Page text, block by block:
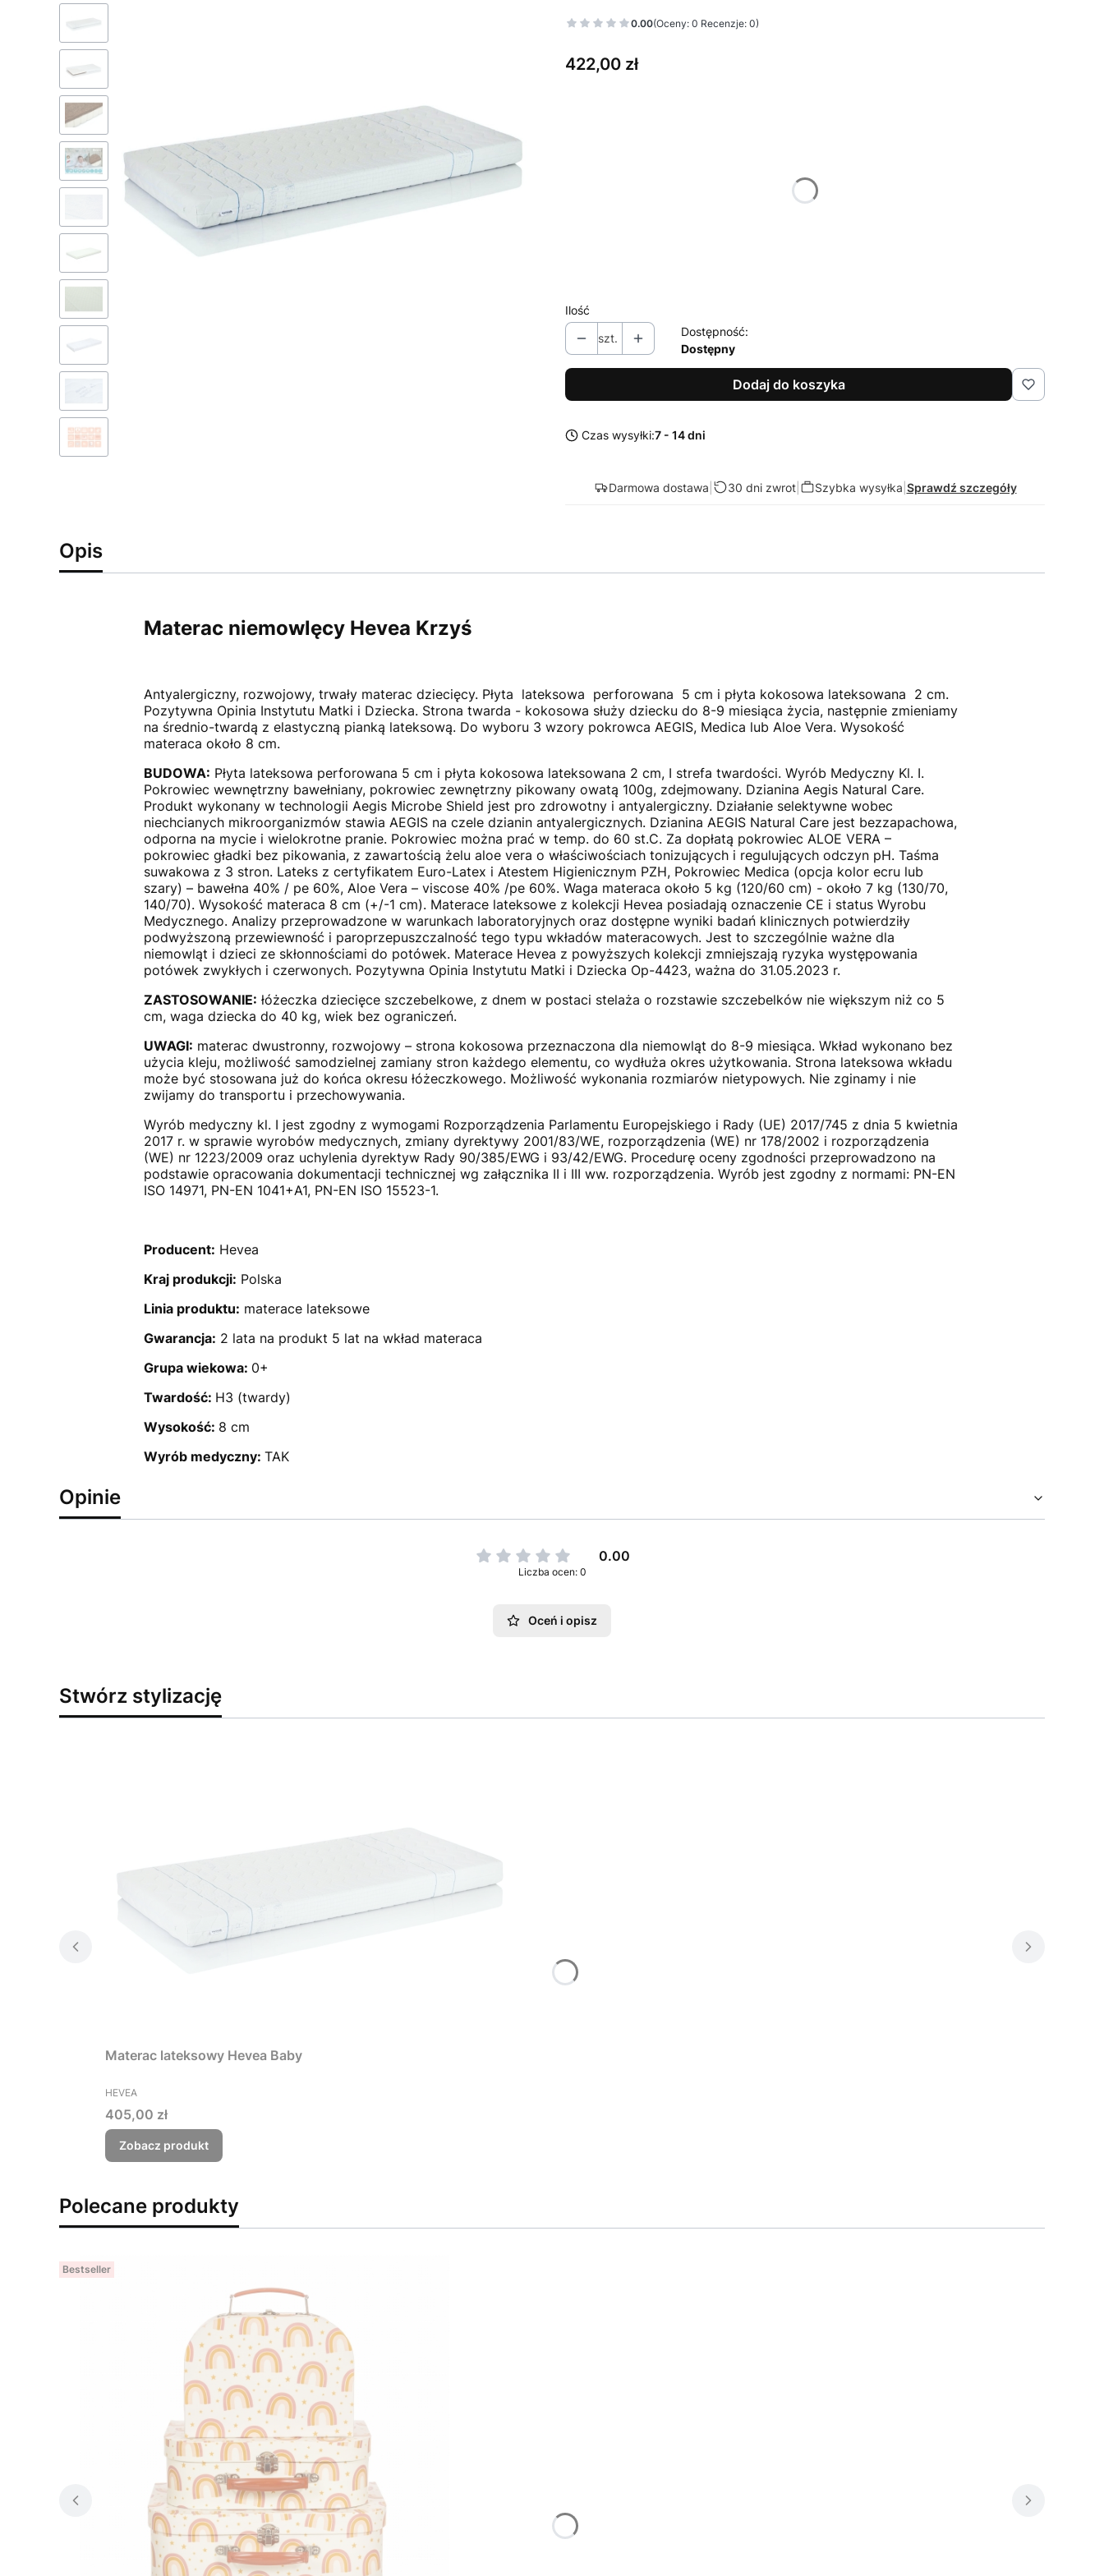
0.00(Oceny: 0 Recenzje: 0)
Cena
422,00 zł
Ilość
szt.
Dostępność:
Dostępny
Dodaj do koszyka
Czas wysyłki:7 - 14 dni
Darmowa dostawa 30 dni zwrot| Szybka wysyłka Sprawdź szczegóły
Opis
Materac niemowlęcy Hevea Krzyś
Antyalergiczny, rozwojowy, trwały materac dziecięcy. Płyta lateksowa perforowana 5 cm i płyta kokosowa lateksowana 2 cm.
Pozytywna Opinia Instytutu Matki i Dziecka. Strona twarda - kokosowa służy dziecku do 8-9 miesiąca życia, następnie zmieniamy
na średnio-twardą z elastyczną pianką lateksową. Do wyboru 3 wzory pokrowca AEGIS, Medica lub Aloe Vera. Wysokość
materaca około 8 cm.
BUDOWA: Płyta lateksowa perforowana 5 cm i płyta kokosowa lateksowana 2 cm, I strefa twardości. Wyrób Medyczny Kl. I.
Pokrowiec wewnętrzny bawełniany, pokrowiec zewnętrzny pikowany owatą 100g, zdejmowany. Dzianina Aegis Natural Care.
Produkt wykonany w technologii Aegis Microbe Shield jest pro zdrowotny i antyalergiczny. Działanie selektywne wobec
niechcianych mikroorganizmów stawia AEGIS na czele dzianin antyalergicznych. Dzianina AEGIS Natural Care jest bezzapachowa,
odporna na mycie i wielokrotne pranie. Pokrowiec można prać w temp. do 60 st.C. Za dopłatą pokrowiec ALOE VERA –
pokrowiec gładki bez pikowania, z zawartością żelu aloe vera o właściwościach tonizujących i regulujących odczyn pH. Taśma
suwakowa z 3 stron. Lateks z certyfikatem Euro-Latex i Atestem Higienicznym PZH, Pokrowiec Medica (opcja kolor ecru lub
szary) – bawełna 40% / pe 60%, Aloe Vera – viscose 40% /pe 60%. Waga materaca około 5 kg (120/60 cm) - około 7 kg (130/70,
140/70). Wysokość materaca 8 cm (+/-1 cm). Materace lateksowe z kolekcji Hevea posiadają oznaczenie CE i status Wyrobu
Medycznego. Analizy przeprowadzone w warunkach laboratoryjnych oraz dostępne wyniki badań klinicznych potwierdziły
podwyższoną przewiewność i paroprzepuszczalność tego typu wkładów materacowych. Jest to szczególnie ważne dla
niemowląt i dzieci ze skłonnościami do potówek. Materace Hevea z powyższych kolekcji zmniejszają ryzyka występowania
potówek zwykłych i czerwonych. Pozytywna Opinia Instytutu Matki i Dziecka Op-4423, ważna do 31.05.2023 r.
ZASTOSOWANIE: łóżeczka dziecięce szczebelkowe, z dnem w postaci stelaża o rozstawie szczebelków nie większym niż co 5
cm, waga dziecka do 40 kg, wiek bez ograniczeń.
UWAGI: materac dwustronny, rozwojowy – strona kokosowa przeznaczona dla niemowląt do 8-9 miesiąca. Wkład wykonano bez
użycia kleju, możliwość samodzielnej zamiany stron każdego elementu, co wydłuża okres użytkowania. Strona lateksowa wkładu
może być stosowana już do końca okresu łóżeczkowego. Możliwość wykonania rozmiarów nietypowych. Nie zginamy i nie
zwijamy do transportu i przechowywania.
Wyrób medyczny kl. I jest zgodny z wymogami Rozporządzenia Parlamentu Europejskiego i Rady (UE) 2017/745 z dnia 5 kwietnia
2017 r. w sprawie wyrobów medycznych, zmiany dyrektywy 2001/83/WE, rozporządzenia (WE) nr 178/2002 i rozporządzenia
(WE) nr 1223/2009 oraz uchylenia dyrektyw Rady 90/385/EWG i 93/42/EWG. Procedurę oceny zgodności przeprowadzono na
podstawie opracowania dokumentacji technicznej wg załącznika II i III ww. rozporządzenia. Wyrób jest zgodny z normami: PN-EN
ISO 14971, PN-EN 1041+A1, PN-EN ISO 15523-1.
Producent: Hevea
Kraj produkcji: Polska
Linia produktu: materace lateksowe
Gwarancja: 2 lata na produkt 5 lat na wkład materaca
Grupa wiekowa: 0+
Twardość: H3 (twardy)
Wysokość: 8 cm
Wyrób medyczny: TAK
Opinie
0.00
Liczba ocen: 0
Oceń i opisz
Stwórz stylizację
Materac lateksowy Hevea Baby
PRODUCENT
HEVEA
Cena
405,00 zł
Zobacz produkt
Polecane produkty
Bestseller